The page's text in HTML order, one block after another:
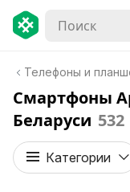
Телефоны и
Смартфоны
Беларуси 532
Категории